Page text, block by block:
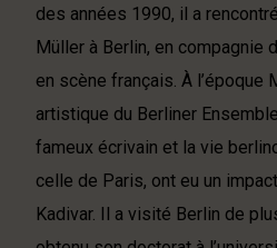
des années 1990, il a
Müller à Berlin, en compagnie
en scène français. À l’époque
artistique du Berliner
fameux écrivain et la vie
celle de Paris, ont eu un
Kadivar. Il a visité Berlin de